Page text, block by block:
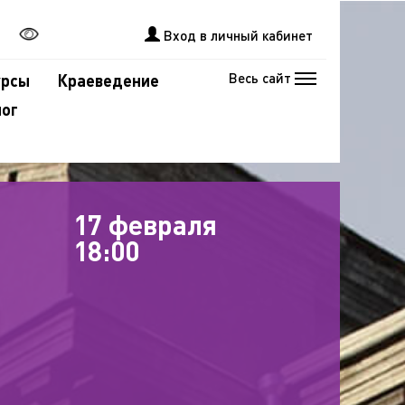
Вход в личный кабинет
Краеведение
Весь сайт
17 февраля
18:00